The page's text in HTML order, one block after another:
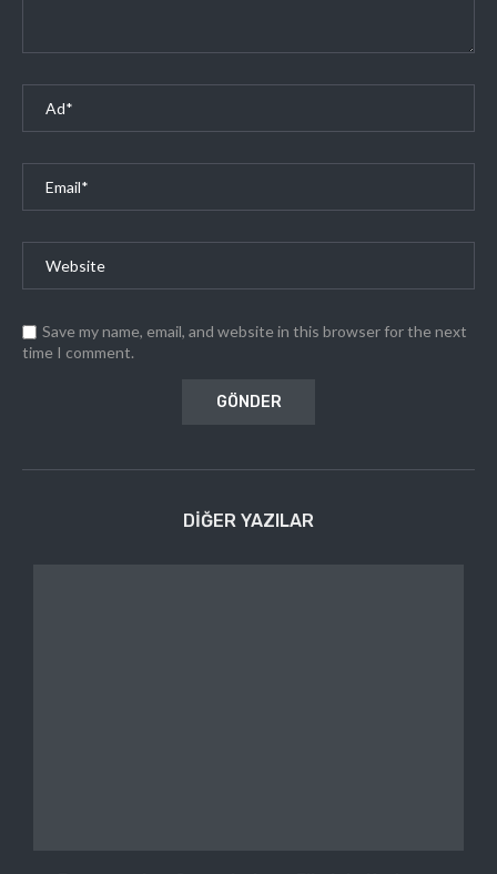
Save my name, email, and website in this browser for the next
time I comment.
DIĞER YAZILAR